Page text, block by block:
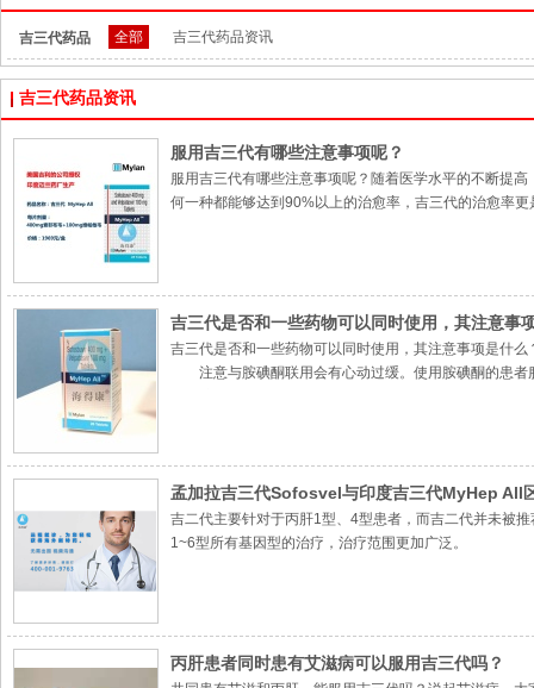
吉三代药品
资讯：
全部 吉三代药品资讯
吉三代药品资讯
服用吉三代有哪些注意事项呢？
服用吉三代有哪些注意事项呢？随着医学水平的不断提
何一种都能够达到90%以上的治愈率，吉三代的治愈率
吉三代是否和一些药物可以同时使用，其注意事
吉三代是否和一些药物可以同时使用，其注意事项是什
注意与胺碘酮联用会有心动过缓。使用胺碘酮的患者
孟加拉吉三代Sofosvel与印度吉三代MyHep All
吉二代主要针对于丙肝1型、4型患者，而吉二代并未被
1~6型所有基因型的治疗，治疗范围更加广泛。
丙肝患者同时患有艾滋病可以服用吉三代吗？